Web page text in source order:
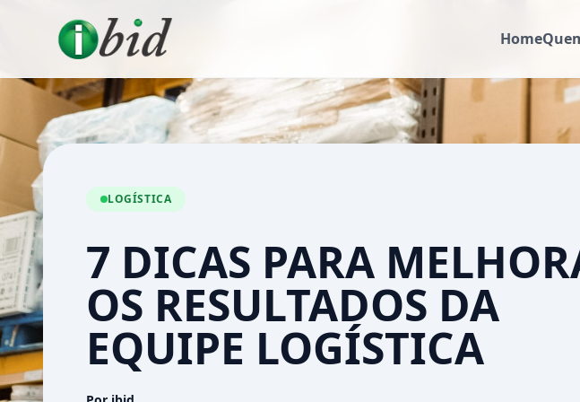
Home
LOGÍSTICA
7 DICAS PARA
OS RESULTADOS DA
EQUIPE LOGÍSTICA